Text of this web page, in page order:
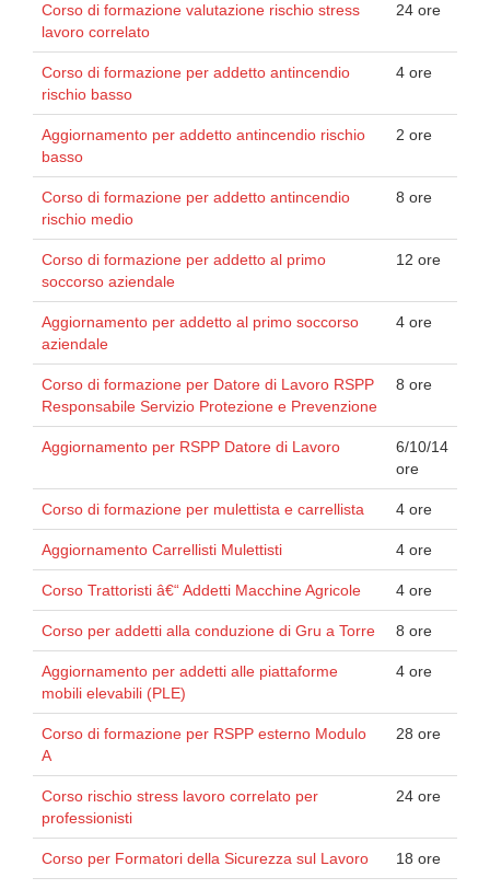
Corso di formazione valutazione rischio stress
lavoro correlato
24 ore
Corso di formazione per addetto antincendio
rischio basso
4 ore
Aggiornamento per addetto antincendio rischio
basso
2 ore
Corso di formazione per addetto antincendio
rischio medio
8 ore
Corso di formazione per addetto al primo
soccorso aziendale
12 ore
Aggiornamento per addetto al primo soccorso
aziendale
4 ore
Corso di formazione per Datore di Lavoro RSPP
Responsabile Servizio Protezione e Prevenzione
8 ore
Aggiornamento per RSPP Datore di Lavoro
6/10/14
ore
Corso di formazione per mulettista e carrellista 4 ore
Aggiornamento Carrellisti Mulettisti 4 ore
Corso Trattoristi â€“ Addetti Macchine Agricole 4 ore
Corso per addetti alla conduzione di Gru a Torre 8 ore
Aggiornamento per addetti alle piattaforme
mobili elevabili (PLE)
4 ore
Corso di formazione per RSPP esterno Modulo
A
28 ore
Corso rischio stress lavoro correlato per
professionisti
24 ore
Corso per Formatori della Sicurezza sul Lavoro 18 ore